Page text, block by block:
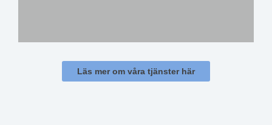
Läs mer om våra tjänster här